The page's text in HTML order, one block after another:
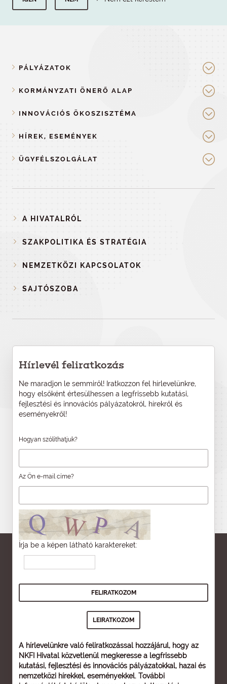
PÁLYÁZATOK
KORMÁNYZATI ÖNERŐ ALAP
INNOVÁCIÓS ÖKOSZISZTÉMA
HÍREK, ESEMÉNYEK
ÜGYFÉLSZOLGÁLAT
A HIVATALRÓL
SZAKPOLITIKA ÉS STRATÉGIA
NEMZETKÖZI KAPCSOLATOK
SAJTÓSZOBA
Hírlevél feliratkozás
Ne maradjon le semmiről! Iratkozzon fel hírlevelünkre,
hogy elsőként értesülhessen a legfrissebb kutatási,
fejlesztési és innovációs pályázatokról, hírekről és
eseményekről!
Hogyan szólíthatjuk?
Az Ön e-mail címe?
Írja be a képen látható karaktereket:
A hírlevelünkre való feliratkozással hozzájárul, hogy az
NKFI Hivatal közvetlenül megkeresse a legfrissebb
kutatási, fejlesztési és innovációs pályázatokkal, hazai és
nemzetközi hírekkel, eseményekkel. További